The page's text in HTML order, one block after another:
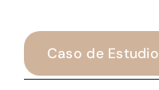
Caso de Estudio